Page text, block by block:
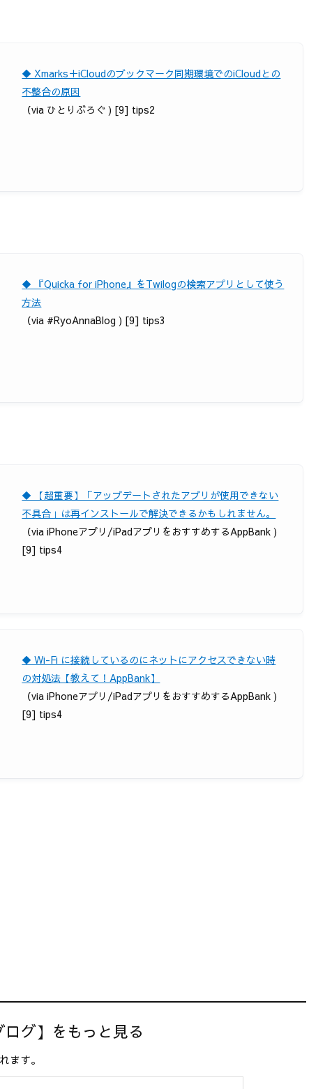
◆ Xmarks＋iCloudのブックマーク同期環境でのiCloudとの
不整合の原因
（via ひとりぶろぐ ) [9] tips2
◆ 『Quicka for iPhone』をTwilogの検索アプリとして使う
方法
（via #RyoAnnaBlog ) [9] tips3
◆ 【超重要】「アップデートされたアプリが使用できない
不具合」は再インストールで解決できるかもしれません。
（via iPhoneアプリ/iPadアプリをおすすめするAppBank )
[9] tips4
◆ Wi-Fi に接続しているのにネットにアクセスできない時
の対処法【教えて！AppBank】
（via iPhoneアプリ/iPadアプリをおすすめするAppBank )
[9] tips4
グ】をもっと見る
ます。